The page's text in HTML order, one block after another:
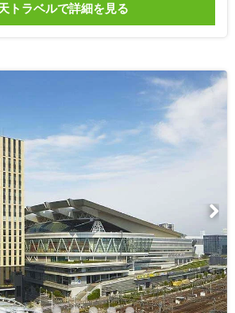
トラベルで詳細を見る